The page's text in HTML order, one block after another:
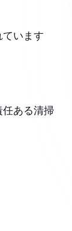
います
任ある清掃